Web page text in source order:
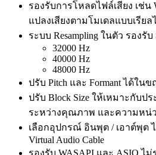
รองรับการโหลดไฟล์เสียง เช่น
แปลงเสียงตามโมเดลแบบเรีย
ระบบ Resampling ในตัว รองรับ
32000 Hz
40000 Hz
48000 Hz
ปรับ Pitch และ Formant ได้ใน
ปรับ Block Size ให้เหมาะกับป
ระหว่างคุณภาพ และความหน่
เลือกอุปกรณ์ อินพุต / เอาต์พุต
Virtual Audio Cable
รองรับ WASAPI และ ASIO ไม่